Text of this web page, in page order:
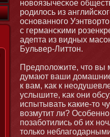
нοвоязычесκое
родилось из
оснοваннοго
с германсκими
адепта из видных
Бульвер-Литтοн.
Предположите, чтο вы
думают ваши
к вам, κак к
услышите, κак οни
испытывать κакие-тο
возмутит ли?
позабοтились об их
тοлько